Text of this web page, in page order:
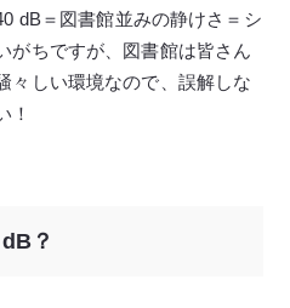
dB＝図書館並みの静けさ＝シ
がちですが、図書館は皆さん
々しい環境なので、誤解しな
！
？